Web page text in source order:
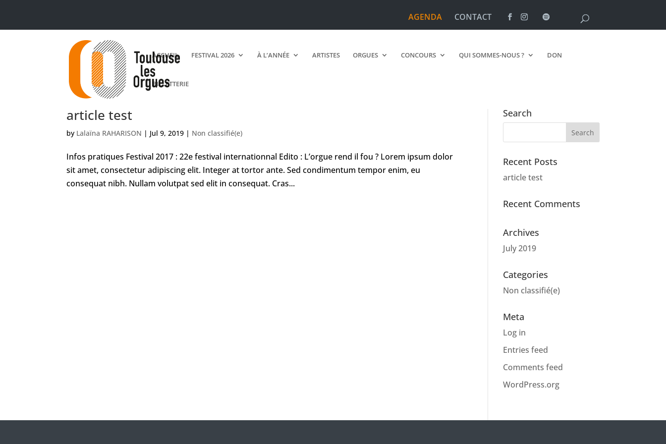
AGENDA CONTACT
ACCUEIL FESTIVAL 2026 À L’ANNÉE ARTISTES ORGUES CONCOURS QUI SOMMES-NOUS ? DON
BILLETTERIE
article test
by Lalaïna RAHARISON | Jul 9, 2019 | Non classifié(e)
Infos pratiques Festival 2017 : 22e festival internationnal Edito : L’orgue rend il fou ? Lorem ipsum dolor
sit amet, consectetur adipiscing elit. Integer at tortor ante. Sed condimentum tempor enim, eu
consequat nibh. Nullam volutpat sed elit in consequat. Cras...
Search
Recent Posts
article test
Recent Comments
Archives
July 2019
Categories
Non classifié(e)
Meta
Log in
Entries feed
Comments feed
WordPress.org